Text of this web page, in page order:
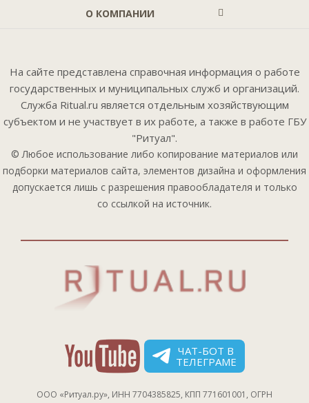
О КОМПАНИИ
На сайте представлена справочная информация о работе
государственных и муниципальных служб и организаций.
Служба Ritual.ru является отдельным хозяйствующим
субъектом и не участвует в их работе, а также в работе ГБУ
"Ритуал".
© Любое использование либо копирование материалов или
подборки материалов сайта, элементов дизайна и оформления
допускается лишь с разрешения правообладателя и только
со ссылкой на источник.
ЧАТ-БОТ В
ТЕЛЕГРАМЕ
ООО «Ритуал.ру», ИНН 7704385825, КПП 771601001, ОГРН